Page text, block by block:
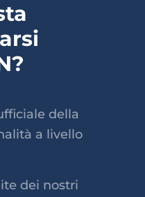
della
a livello
dei nostri